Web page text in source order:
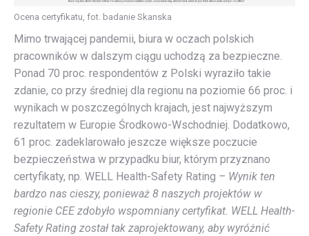
Ocena certyfikatu, fot. badanie Skanska
Mimo trwającej pandemii, biura w oczach polskich
pracowników w dalszym ciągu uchodzą za bezpieczne.
Ponad 70 proc. respondentów z Polski wyraziło takie
zdanie, co przy średniej dla regionu na poziomie 66 proc. i
wynikach w poszczególnych krajach, jest najwyższym
rezultatem w Europie Środkowo-Wschodniej. Dodatkowo,
61 proc. zadeklarowało jeszcze większe poczucie
bezpieczeństwa w przypadku biur, którym przyznano
certyfikaty, np. WELL Health-Safety Rating – Wynik ten
bardzo nas cieszy, ponieważ 8 naszych projektów w
regionie CEE zdobyło wspomniany certyfikat. WELL Health-
Safety Rating został tak zaprojektowany, aby wyróżnić